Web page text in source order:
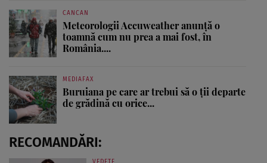
CANCAN
Meteorologii Accuweather anunță o
toamnă cum nu prea a mai fost, în
România....
MEDIAFAX
Buruiana pe care ar trebui să o ții departe
de grădină cu orice...
RECOMANDĂRI: